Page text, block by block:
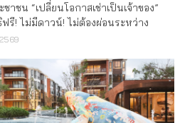
าชน “เปลี่ยนโอกาสเช่าเป็นเจ้าของ”
ฟรี! ไม่มีดาวน์! ไม่ต้องผ่อนระหว่าง
ผ่านเว็บไซต์ baan-chaothai.com ก่อน
อาคารชุด สูง 8 ชั้น จำนวนห้อง
ระ�